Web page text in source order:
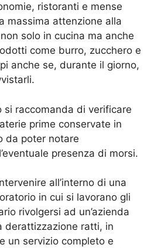
ristoranti e mense
massima attenzione alla
solo in cucina ma anche
come burro, zucchero e
anche se, durante il giorno,
si raccomanda di verificare
prime conservate in
da poter notare
presenza di morsi.
all’interno di una
in cui si lavorano gli
rivolgersi ad un’azienda
derattizzazione ratti, in
un servizio completo e